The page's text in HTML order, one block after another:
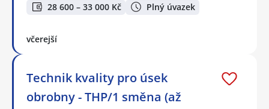
28 600 – 33 000 Kč Plný úvazek
včerejší
Technik kvality pro úsek
obrobny - THP/1 směna (až